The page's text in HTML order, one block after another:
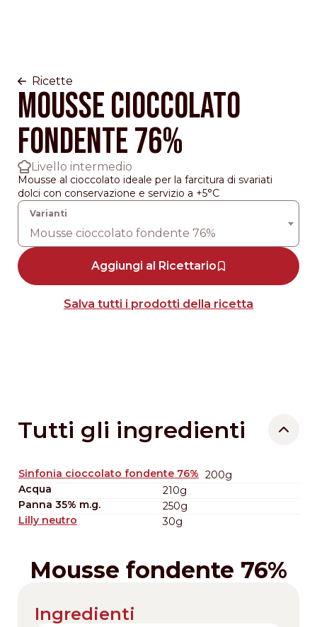
Ricette
Mousse cioccolato
fondente 76%
Livello intermedio
Mousse al cioccolato ideale per la farcitura di svariati
dolci con conservazione e servizio a +5°C
Mousse cioccolato fondente 76%
Aggiungi al Ricettario
Salva tutti i prodotti della ricetta
Tutti gli ingredienti
Sinfonia cioccolato fondente 76% 200g
Acqua
210g
Panna 35% m.g.
250g
Lilly neutro
30g
Mousse fondente 76%
Ingredienti